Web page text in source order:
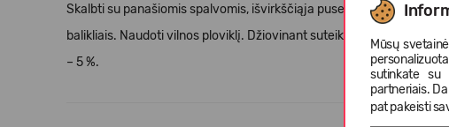
Mūsų
sutinkate su
partneriais.
pat pakeisti
Skalbti su panašiomis spalvomis, išvirkščiąja puse į išorę. Užtraukti
balikliais. Naudoti vilnos ploviklį. Džiovinant suteikti drabužiui
– 5 %.